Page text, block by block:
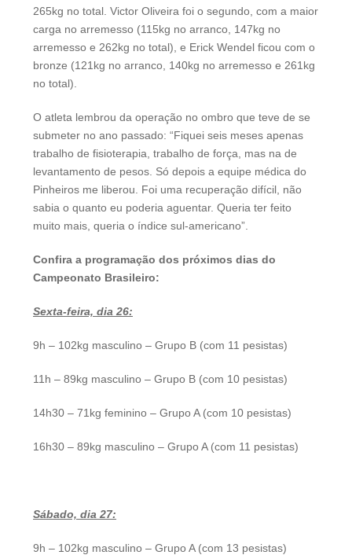
265kg no total. Victor Oliveira foi o segundo, com a maior
carga no arremesso (115kg no arranco, 147kg no
arremesso e 262kg no total), e Erick Wendel ficou com o
bronze (121kg no arranco, 140kg no arremesso e 261kg
no total).
O atleta lembrou da operação no ombro que teve de se
submeter no ano passado: “Fiquei seis meses apenas
trabalho de fisioterapia, trabalho de força, mas na de
levantamento de pesos. Só depois a equipe médica do
Pinheiros me liberou. Foi uma recuperação difícil, não
sabia o quanto eu poderia aguentar. Queria ter feito
muito mais, queria o índice sul-americano”.
Confira a programação dos próximos dias do
Campeonato Brasileiro:
Sexta-feira, dia 26:
9h – 102kg masculino – Grupo B (com 11 pesistas)
11h – 89kg masculino – Grupo B (com 10 pesistas)
14h30 – 71kg feminino – Grupo A (com 10 pesistas)
16h30 – 89kg masculino – Grupo A (com 11 pesistas)
Sábado, dia 27:
9h – 102kg masculino – Grupo A (com 13 pesistas)